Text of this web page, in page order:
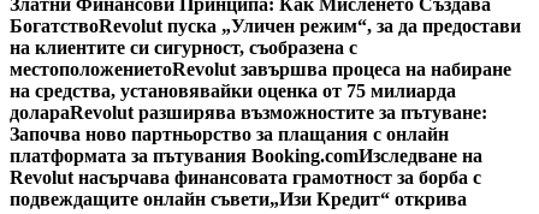
Златни Финансови Принципа: Как Мисленето Създава
БогатствоRevolut пуска „Уличен режим“, за да предостави
на клиентите си сигурност, съобразена с
местоположениетоRevolut завършва процеса на набиране
на средства, установявайки оценка от 75 милиарда
долараRevolut разширява възможностите за пътуване:
Започва ново партньорство за плащания с онлайн
платформата за пътувания Booking.comИзследване на
Revolut насърчава финансовата грамотност за борба с
подвеждащите онлайн съвети„Изи Кредит“ открива